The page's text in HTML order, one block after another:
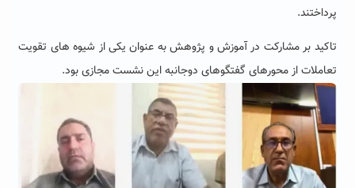
پرداختند.
تاکید بر مشارکت در آموزش و پژوهش به عنوان یکی از شیوه های تقویت
تعاملات از محورهای گفتگوهای دوجانبه این نشست مجازی بود‌.